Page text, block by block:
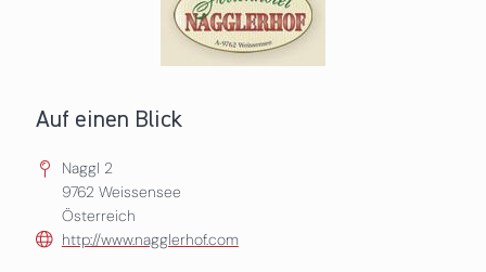
Auf einen Blick
Naggl 2
9762 Weissensee
Österreich
http://www.nagglerhof.com